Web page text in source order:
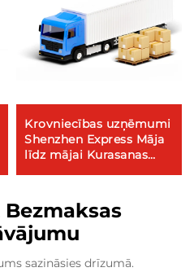
Krovniecības uzņēmumi
Shenzhen Express Māja
līdz mājai Kurasanas
Globālais pircējs
sazināsies drīzumā.